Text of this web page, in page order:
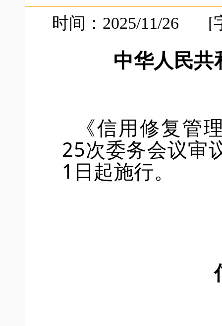
时间：2025/11/26 [
中华人民共
《信用修复管
25次委务会议审
1 日起施行。